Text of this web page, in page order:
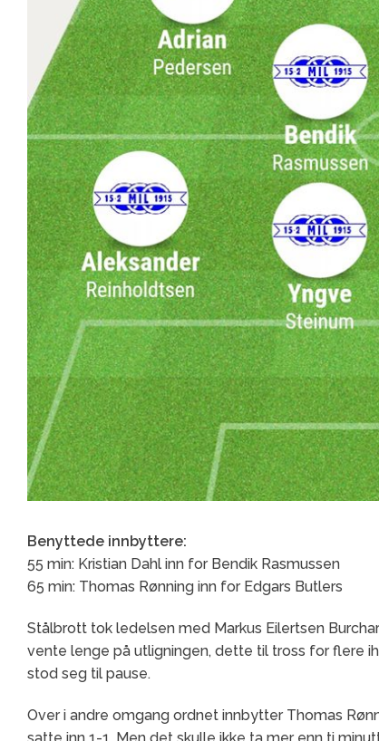
Benyttede innbyttere:
55 min: Kristian Dahl inn for Bendik Rasmussen
65 min: Thomas Rønning inn for Edgars Butlers
Stålbrott tok ledelsen med Markus Eilertsen
vente lenge på utligningen, dette til tross for flere
stod seg til pause.
Over i andre omgang ordnet innbytter Thomas